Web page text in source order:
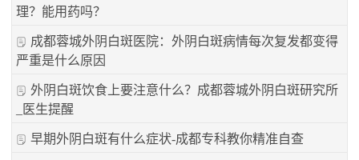
理？能用药吗？
成都蓉城外阴白斑医院：外阴白斑病情每次复发都变得
严重是什么原因
外阴白斑饮食上要注意什么？成都蓉城外阴白斑研究所
_医生提醒
早期外阴白斑有什么症状-成都专科教你精准自查